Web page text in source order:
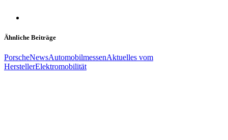
Ähnliche Beiträge
PorscheNewsAutomobilmessenAktuelles vom
HerstellerElektromobilität